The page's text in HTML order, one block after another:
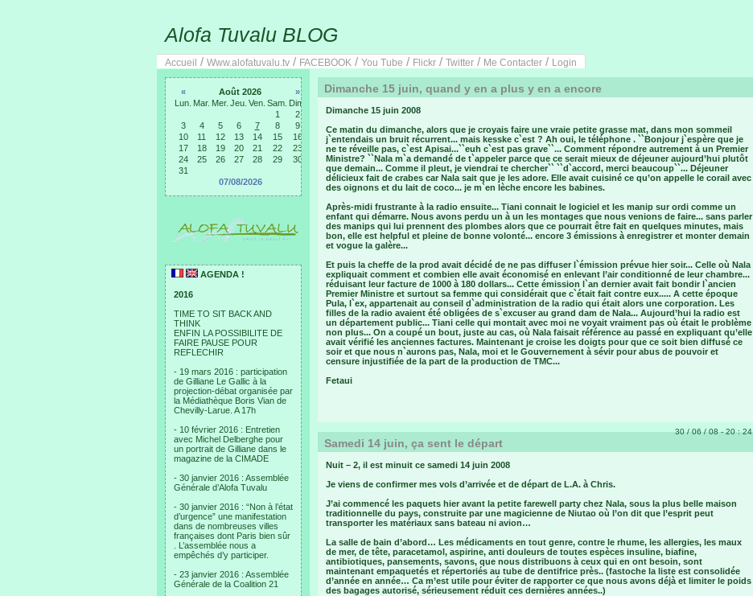
Alofa Tuvalu BLOG
Accueil / Www.alofatuvalu.tv / FACEBOOK / You Tube / Flickr / Twitter / Me Contacter / Login
« Août 2026
»
Lun. Mar. Mer. Jeu. Ven. Sam. Dim.
1
2
3
4 5 6 7 8
9
10
11 12 13 14 15
16
17
18 19 20 21 22
23
24
25 26 27 28 29
30
31
07/08/2026
AGENDA !
2016
TIME TO SIT BACK AND
THINK
ENFIN LA POSSIBILITE DE
FAIRE PAUSE POUR
REFLECHIR
- 19 mars 2016 : participation
de Gilliane Le Gallic à la
projection-débat organisée par
la Médiathèque Boris Vian de
Chevilly-Larue. A 17h
- 10 février 2016 : Entretien
avec Michel Delberghe pour
un portrait de Gilliane dans le
magazine de la CIMADE
- 30 janvier 2016 : Assemblée
Générale d’Alofa Tuvalu
- 30 janvier 2016 : “Non à l’état
d’urgence” une manifestation
dans de nombreuses villes
françaises dont Paris bien sûr
. L’assemblée nous a
empêchés d’y participer.
- 23 janvier 2016 : Assemblée
Générale de la Coalition 21
Dimanche 15 juin, quand y en a plus y en a encore
Dimanche 15 juin 2008
Ce matin du dimanche, alors que je croyais faire une vraie petite grasse mat, dans mon sommeil
j`entendais un bruit récurrent... mais kesske c`est ? Ah oui, le téléphone . ``Bonjour j`espère que je
ne te réveille pas, c`est Apisai...``euh c`est pas grave``... Comment répondre autrement à un Premier
Ministre? ``Nala m`a demandé de t`appeler parce que ce serait mieux de déjeuner aujourd’hui plutôt
que demain... Comme il pleut, je viendrai te chercher`` ``d`accord, merci beaucoup``... Déjeuner
délicieux fait de crabes car Nala sait que je les adore. Elle avait cuisiné ce qu’on appelle le corail avec
des oignons et du lait de coco... je m`en lèche encore les babines.
Après-midi frustrante à la radio ensuite... Tiani connait le logiciel et les manip sur ordi comme un
enfant qui démarre. Nous avons perdu un à un les montages que nous venions de faire... sans parler
des manips qui lui prennent des plombes alors que ce pourrait être fait en quelques minutes, mais
bon, elle est helpful et pleine de bonne volonté... encore 3 émissions à enregistrer et monter demain
et vogue la galère...
Et puis la cheffe de la prod avait décidé de ne pas diffuser l`émission prévue hier soir... Celle où Nala
expliquait comment et combien elle avait économisé en enlevant l’air conditionné de leur chambre...
réduisant leur facture de 1000 à 180 dollars... Cette émission l`an dernier avait fait bondir l`ancien
Premier Ministre et surtout sa femme qui considérait que c`était fait contre eux..... A cette époque
Pula, l`ex, appartenait au conseil d`administration de la radio qui était alors une corporation. Les
filles de la radio avaient été obligées de s`excuser au grand dam de Nala... Aujourd’hui la radio est
un département public... Tiani celle qui montait avec moi ne voyait vraiment pas où était le problème
non plus... On a coupé un bout, juste au cas, où Nala faisait référence au passé en expliquant qu’elle
avait vérifié les anciennes factures. Maintenant je croise les doigts pour que ce soit bien diffusé ce
soir et que nous n`aurons pas, Nala, moi et le Gouvernement à sévir pour abus de pouvoir et
censure injustifiée de la part de la production de TMC...
Fetaui
30 / 06 / 08 - 20 : 24
Samedi 14 juin, ça sent le départ
Nuit – 2, il est minuit ce samedi 14 juin 2008
Je viens de confirmer mes vols d’arrivée et de départ de L.A. à Chris.
J’ai commencé les paquets hier avant la petite farewell party chez Nala, sous la plus belle maison
traditionnelle du pays, construite par une magicienne de Niutao où l’on dit que l’esprit peut
transporter les matériaux sans bateau ni avion…
La salle de bain d’abord… Les médicaments en tout genre, contre le rhume, les allergies, les maux
de mer, de tête, paracetamol, aspirine, anti douleurs de toutes espèces insuline, biafine,
antibiotiques, pansements, savons, que nous distribuons à ceux qui en ont besoin, sont
maintenant empaquetés et répertoriés au tube de dentifrice près.. (fastoche la liste est consolidée
d’année en année… Ca m’est utile pour éviter de rapporter ce que nous avons déjà et limiter le poids
des bagages autorisé, sérieusement réduit ces dernières années..)